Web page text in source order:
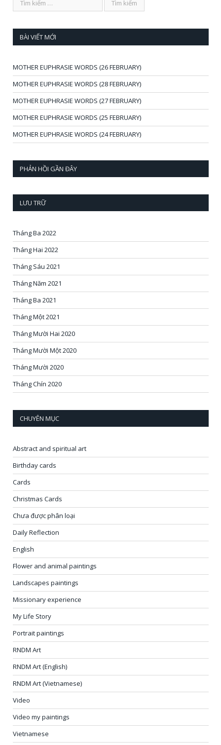
BÀI VIẾT MỚI
MOTHER EUPHRASIE WORDS (26 FEBRUARY)
MOTHER EUPHRASIE WORDS (28 FEBRUARY)
MOTHER EUPHRASIE WORDS (27 FEBRUARY)
MOTHER EUPHRASIE WORDS (25 FEBRUARY)
MOTHER EUPHRASIE WORDS (24 FEBRUARY)
PHẢN HỒI GẦN ĐÂY
LƯU TRỮ
Tháng Ba 2022
Tháng Hai 2022
Tháng Sáu 2021
Tháng Năm 2021
Tháng Ba 2021
Tháng Một 2021
Tháng Mười Hai 2020
Tháng Mười Một 2020
Tháng Mười 2020
Tháng Chín 2020
CHUYÊN MỤC
Abstract and spiritual art
Birthday cards
Cards
Christmas Cards
Chưa được phân loại
Daily Reflection
English
Flower and animal paintings
Landscapes paintings
Missionary experience
My Life Story
Portrait paintings
RNDM Art
RNDM Art (English)
RNDM Art (Vietnamese)
Video
Video my paintings
Vietnamese